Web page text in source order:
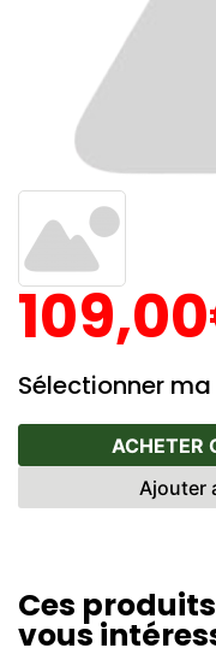
Sélectionner
ACHETER
Ajouter
Ces
vous